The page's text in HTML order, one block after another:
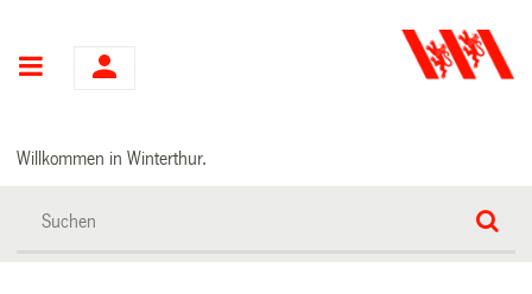
Hauptnavigation
Willkommen in Winterthur.